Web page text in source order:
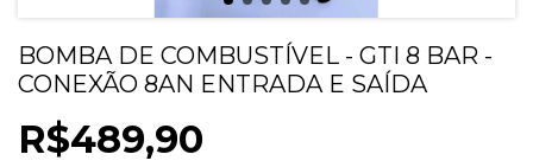
BOMBA DE COMBUSTÍVEL - GTI 8 BAR -
CONEXÃO 8AN ENTRADA E SAÍDA
R$489,90